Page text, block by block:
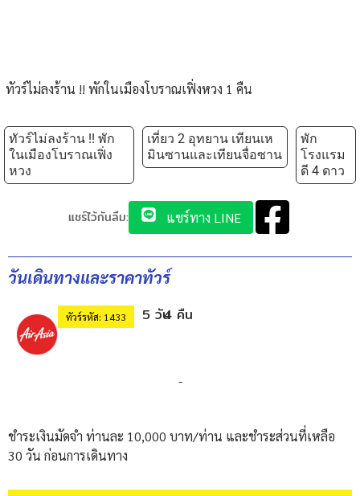
ทัวร์ไม่ลงร้าน !! พักในเมืองโบราณเฟิ่งหวง 1 คืน
ทัวร์ไม่ลงร้าน !! พัก
ในเมืองโบราณเฟิ่ง
หวง
เที่ยว 2 อุทยาน เทียนเห
มินซานและเทียนจื่อซาน
พัก
โรงแรม
ดี 4 ดาว
แชร์ไว้กันลืม: แชร์ทาง LINE
วันเดินทางและราคาทัวร์
ทัวร์รหัส: 1433 5 วัน4 คืน
-
ชำระเงินมัดจำ ท่านละ 10,000 บาท/ท่าน และชำระส่วนที่เหลือ
30 วัน ก่อนการเดินทาง